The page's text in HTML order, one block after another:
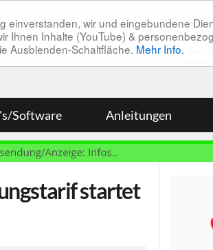
einverstanden, wir und eingebundene
Ihnen Inhalte (YouTube) &
Ausblenden-Schaltfläche. Mehr Info.
Software Anleitungen
startet